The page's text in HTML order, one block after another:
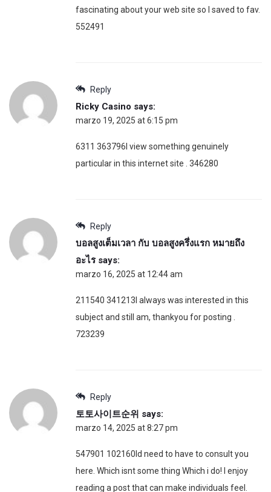
fascinating about your web site so I saved to fav.
552491
Reply
Ricky Casino says:
marzo 19, 2025 at 6:15 pm
6311 363796I view something genuinely
particular in this internet site . 346280
Reply
บอลสูงเต็มเวลา กับ บอลสูงครึ่งแรก หมายถึง
อะไร says:
marzo 16, 2025 at 12:44 am
211540 341213I always was interested in this
subject and still am, thankyou for posting .
723239
Reply
토토사이트순위 says:
marzo 14, 2025 at 8:27 pm
547901 102160Id need to have to consult you
here. Which isnt some thing Which i do! I enjoy
reading a post that can make individuals feel.